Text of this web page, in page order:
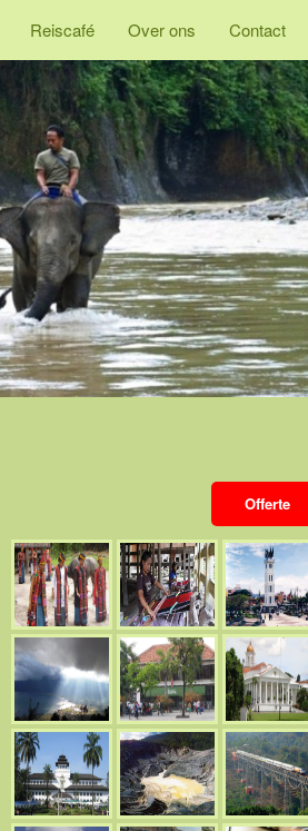
Reiscafé Over ons Contact
Offerte